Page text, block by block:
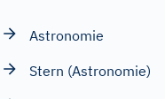
Astronomie
Stern (Astronomie)